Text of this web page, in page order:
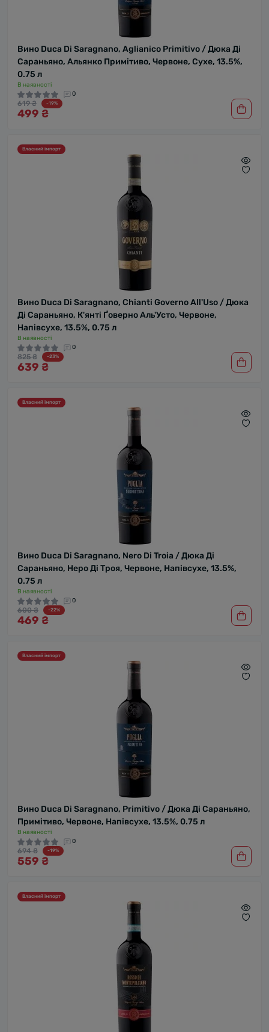
Вино Duca Di Saragnano, Aglianico Primitivo / Дюка Ді
Сараньяно, Альянко Примітиво, Червоне, Сухе, 13.5%,
0.75 л
В наявності
0
619 ₴ -19%
499 ₴
Власний імпорт
Вино Duca Di Saragnano, Chianti Governo All'Uso / Дюка
Ді Сараньяно, К'янті Ґоверно Аль'Усто, Червоне,
Напівсухе, 13.5%, 0.75 л
В наявності
0
825 ₴ -23%
639 ₴
Власний імпорт
Вино Duca Di Saragnano, Nero Di Troia / Дюка Ді
Сараньяно, Неро Ді Троя, Червоне, Напівсухе, 13.5%,
0.75 л
В наявності
0
600 ₴ -22%
469 ₴
Власний імпорт
Вино Duca Di Saragnano, Primitivo / Дюка Ді Сараньяно,
Примітиво, Червоне, Напівсухе, 13.5%, 0.75 л
В наявності
0
694 ₴ -19%
559 ₴
Власний імпорт